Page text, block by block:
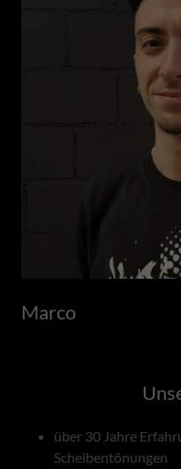
Marco
über 30 Jahre
Scheibentönungen